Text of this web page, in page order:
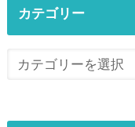
カテゴリー